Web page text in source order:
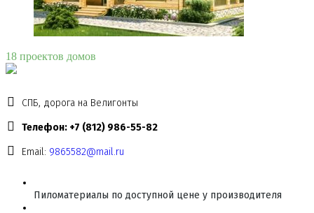
18 проектов домов
СПБ, дорога на Велигонты
Телефон: +7 (812) 986-55-82
Email: 9865582@mail.ru
Пиломатериалы по доступной цене у производителя